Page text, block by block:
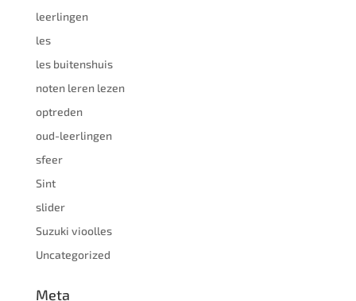
leerlingen
les
les buitenshuis
noten leren lezen
optreden
oud-leerlingen
sfeer
Sint
slider
Suzuki vioolles
Uncategorized
Meta